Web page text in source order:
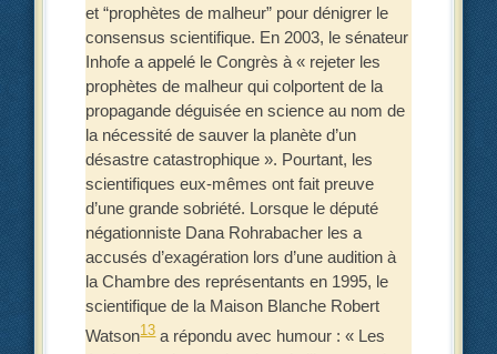
et “prophètes de malheur” pour dénigrer le
consensus scientifique. En 2003, le sénateur
Inhofe a appelé le Congrès à « rejeter les
prophètes de malheur qui colportent de la
propagande déguisée en science au nom de
la nécessité de sauver la planète d’un
désastre catastrophique ». Pourtant, les
scientifiques eux-mêmes ont fait preuve
d’une grande sobriété. Lorsque le député
négationniste Dana Rohrabacher les a
accusés d’exagération lors d’une audition à
la Chambre des représentants en 1995, le
scientifique de la Maison Blanche Robert
Watson13a répondu avec humour : « Les